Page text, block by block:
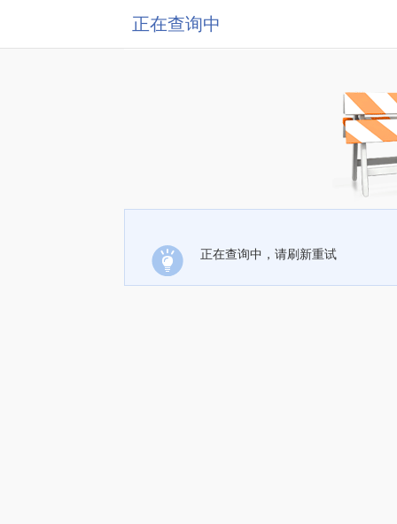
正在查询中
正在查询中，请刷新重试